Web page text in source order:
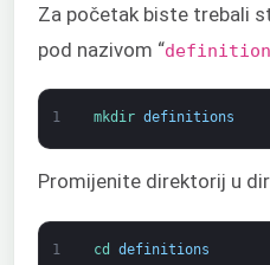
Za početak biste trebali
pod nazivom “
1 mkdir definitions
Promijenite direktorij u
1 cd definitions